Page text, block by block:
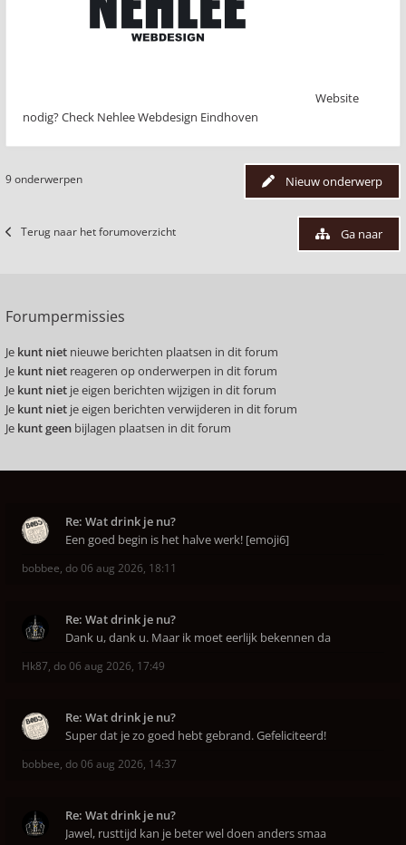
Website
nodig? Check Nehlee Webdesign Eindhoven
Nieuw onderwerp
9 onderwerpen
Terug naar het forumoverzicht Ga naar
Forumpermissies
Je kunt niet nieuwe berichten plaatsen in dit forum
Je kunt niet reageren op onderwerpen in dit forum
Je kunt niet je eigen berichten wijzigen in dit forum
Je kunt niet je eigen berichten verwijderen in dit forum
Je kunt geen bijlagen plaatsen in dit forum
Re: Wat drink je nu?
Een goed begin is het halve werk! [emoji6]
bobbee, do 06 aug 2026, 18:11
Re: Wat drink je nu?
Dank u, dank u. Maar ik moet eerlijk bekennen da
Hk87, do 06 aug 2026, 17:49
Re: Wat drink je nu?
Super dat je zo goed hebt gebrand. Gefeliciteerd!
bobbee, do 06 aug 2026, 14:37
Re: Wat drink je nu?
Jawel, rusttijd kan je beter wel doen anders smaa